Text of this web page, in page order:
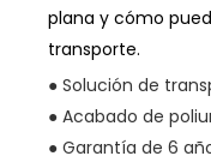
plana y cómo
transporte.
● Solución de
● Acabado de
● Garantía de 6